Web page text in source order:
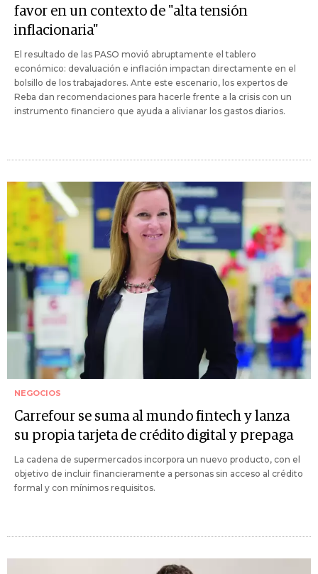
favor en un contexto de "alta tensión
inflacionaria"
El resultado de las PASO movió abruptamente el tablero
económico: devaluación e inflación impactan directamente en el
bolsillo de los trabajadores. Ante este escenario, los expertos de
Reba dan recomendaciones para hacerle frente a la crisis con un
instrumento financiero que ayuda a alivianar los gastos diarios.
NEGOCIOS
Carrefour se suma al mundo fintech y lanza
su propia tarjeta de crédito digital y prepaga
La cadena de supermercados incorpora un nuevo producto, con el
objetivo de incluir financieramente a personas sin acceso al crédito
formal y con mínimos requisitos.